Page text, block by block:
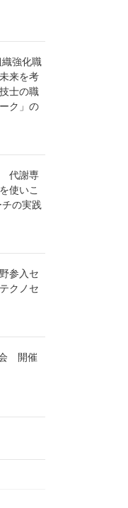
強化職
来を考
士の職
ク」の
代謝専
使いこ
の実践
参入セ
クノセ
会 開催